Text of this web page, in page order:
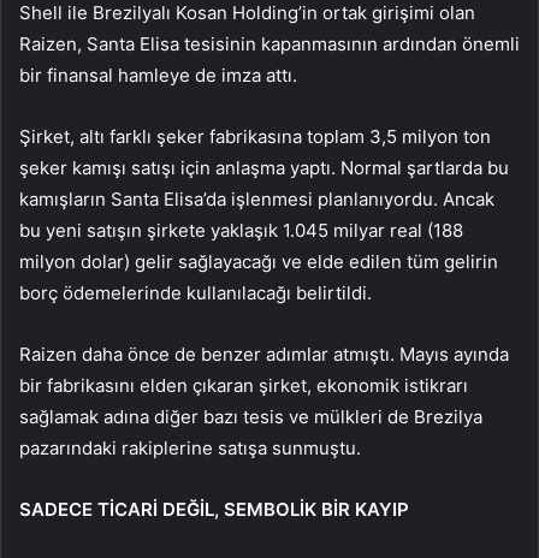
Shell ile Brezilyalı Kosan Holding’in ortak girişimi olan
Raizen, Santa Elisa tesisinin kapanmasının ardından önemli
bir finansal hamleye de imza attı.
Şirket, altı farklı şeker fabrikasına toplam 3,5 milyon ton
şeker kamışı satışı için anlaşma yaptı. Normal şartlarda bu
kamışların Santa Elisa’da işlenmesi planlanıyordu. Ancak
bu yeni satışın şirkete yaklaşık 1.045 milyar real (188
milyon dolar) gelir sağlayacağı ve elde edilen tüm gelirin
borç ödemelerinde kullanılacağı belirtildi.
Raizen daha önce de benzer adımlar atmıştı. Mayıs ayında
bir fabrikasını elden çıkaran şirket, ekonomik istikrarı
sağlamak adına diğer bazı tesis ve mülkleri de Brezilya
pazarındaki rakiplerine satışa sunmuştu.
SADECE TİCARİ DEĞİL, SEMBOLİK BİR KAYIP